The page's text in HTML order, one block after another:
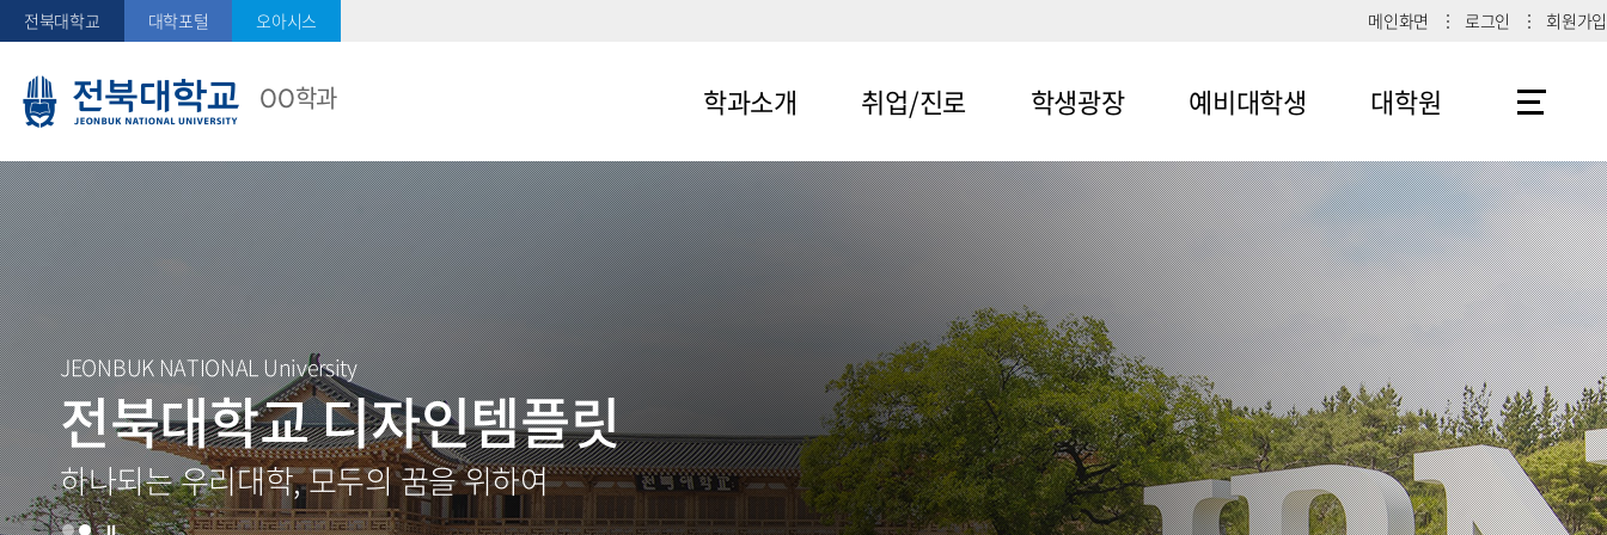
전북대학교 대학포털 오아시스 메인화면 로그인 회원가입
OO학과 학과소개
메뉴1-1
메뉴1-2
취업/진로
메뉴2-1
메뉴2-2
학생광장
메뉴3-1
메뉴3-2
예비대학생
메뉴4-1
메뉴4-2
메뉴4-3
대학원
JEONBUK NATIONAL University
전북대학교 디자인템플릿
하나되는 우리대학, 모두의 꿈을 위하여